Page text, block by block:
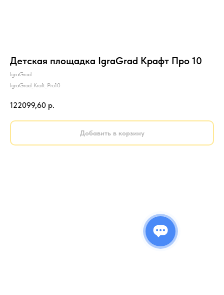
Детская площадка IgraGrad Крафт Про 10
IgraGrad
IgraGrad_Kraft_Pro10
122099,60 р.
Добавить в корзину